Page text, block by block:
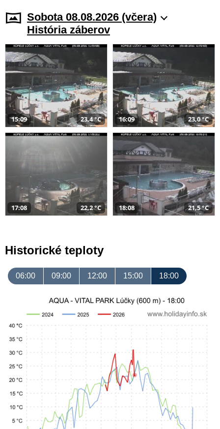
Sobota 08.08.2026 (včera)
História záberov
15:09 23,4 °C 16:09 23,0 °C
17:08 22,2 °C 18:08 21,5 °C
Historické teploty
06:00 09:00 12:00 15:00 18:00